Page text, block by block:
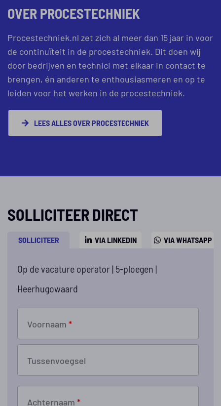
OVER PROCESTECHNIEK
Procestechniek.nl zet zich al meer dan 15 jaar in voor
de continuïteit in de procestechniek. Dit doen wij
door bedrijven en technici met elkaar in contact te
brengen, én anderen te enthousiasmeren en op te
leiden voor het werken in de procestechniek.
LEES ALLES OVER PROCESTECHNIEK
SOLLICITEER DIRECT
SOLLICITEER VIA LINKEDIN VIA WHATSAPP
Op de vacature operator | 5-ploegen |
Heerhugowaard
Voornaam *
Tussenvoegsel
Achternaam *